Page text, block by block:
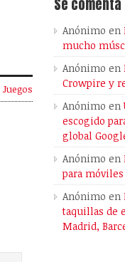
Juegos
Se comenta
Anónimo en
mucho
Anónimo en
Crowpire y
Anónimo en
escogido
global
Anónimo en
para móviles
Anónimo en
taquillas de
Madrid,